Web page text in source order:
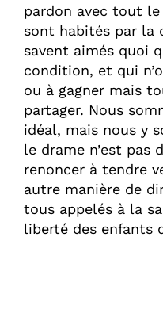
pardon avec tout
sont habités par la
savent aimés quoi
condition, et qui
ou à gagner mais
partager. Nous
idéal, mais nous y
le drame n’est pas
renoncer à tendre
autre manière de
tous appelés à la
liberté des enfants